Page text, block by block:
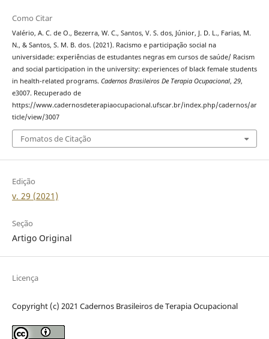
Como Citar
Valério, A. C. de O., Bezerra, W. C., Santos, V. S. dos, Júnior, J. D. L., Farias, M.
N., & Santos, S. M. B. dos. (2021). Racismo e participação social na
universidade: experiências de estudantes negras em cursos de saúde/ Racism
and social participation in the university: experiences of black female students
in health-related programs. Cadernos Brasileiros De Terapia Ocupacional, 29,
e3007. Recuperado de
https://www.cadernosdeterapiaocupacional.ufscar.br/index.php/cadernos/ar
ticle/view/3007
Fomatos de Citação
Edição
v. 29 (2021)
Seção
Artigo Original
Licença
Copyright (c) 2021 Cadernos Brasileiros de Terapia Ocupacional